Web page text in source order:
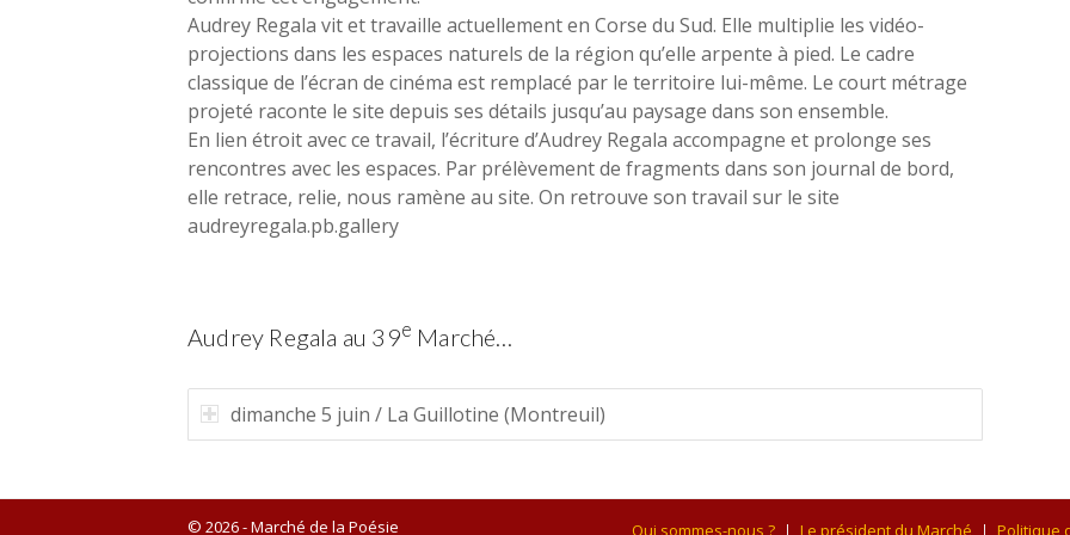
Audrey Regala vit et travaille actuellement en Corse du Sud. Elle multiplie les vidéo-
projections dans les espaces naturels de la région qu’elle arpente à pied. Le cadre
classique de l’écran de cinéma est remplacé par le territoire lui-même. Le court métrage
projeté raconte le site depuis ses détails jusqu’au paysage dans son ensemble.
En lien étroit avec ce travail, l’écriture d’Audrey Regala accompagne et prolonge ses
rencontres avec les espaces. Par prélèvement de fragments dans son journal de bord,
elle retrace, relie, nous ramène au site. On retrouve son travail sur le site
audreyregala.pb.gallery
Audrey Regala au 39e Marché…
dimanche 5 juin / La Guillotine (Montreuil)
© 2026 - Marché de la Poésie Qui sommes-nous ? Le président du Marché Politique